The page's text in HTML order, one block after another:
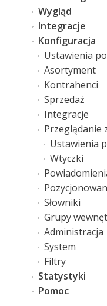
Wygląd
Integracje
Konfiguracja
Ustawienia
Asortyment
Kontrahenci
Sprzedaż
Integracje
Przeglądanie
Ustawienia
Wtyczki
Słowniki
Grupy
Administracja
System
Filtry
Statystyki
Pomoc